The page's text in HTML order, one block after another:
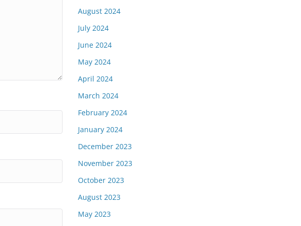
August 2024
July 2024
June 2024
May 2024
April 2024
March 2024
February 2024
January 2024
December 2023
November 2023
October 2023
August 2023
May 2023